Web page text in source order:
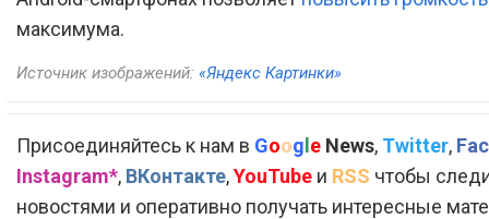
максимума.
Источник изображений: «Яндекс Картинки»
Присоединяйтесь к нам в Google News, Twitter,
Instagram*, ВКонтакте,YouTube и RSS чтобы
новостями и оперативно получать интересные